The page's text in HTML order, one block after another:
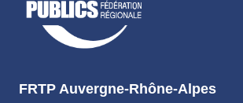
FRTP Auvergne-Rhône-Alpes